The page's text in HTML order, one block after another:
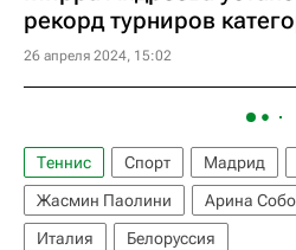
рекорд турниров
26 апреля 2024, 15:02
Теннис Спорт Мадрид
Жасмин Паолини
Арина
Италия
Белоруссия